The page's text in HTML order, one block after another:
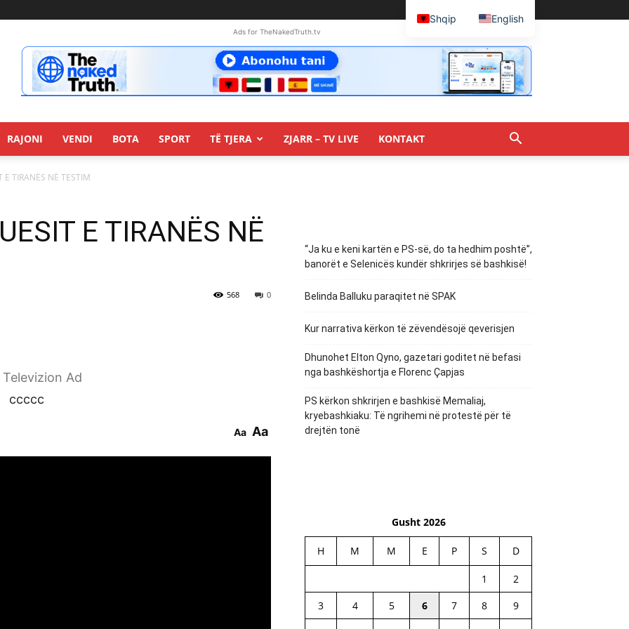
Ads for TheNakedTruth.tv
RAJONI VENDI BOTA SPORT TË TJERA ZJARR – TV LIVE KONTAKT
TIRANËS NË TESTIM
E TIRANËS NË
0
568
Ad
ccccc
Aa Aa
“Ja ku e keni kartën e PS-së, do ta hedhim poshtë”,
banorët e Selenicës kundër shkrirjes së bashkisë!
Belinda Balluku paraqitet në SPAK
Kur narrativa kërkon të zëvendësojë qeverisjen
Dhunohet Elton Qyno, gazetari goditet në befasi
nga bashkëshortja e Florenc Çapjas
PS kërkon shkrirjen e bashkisë Memaliaj,
kryebashkiaku: Të ngrihemi në protestë për të
drejtën tonë
Gusht 2026
H M M E P S D
1
2
3
4 5 6 7 8
9
Shqip English